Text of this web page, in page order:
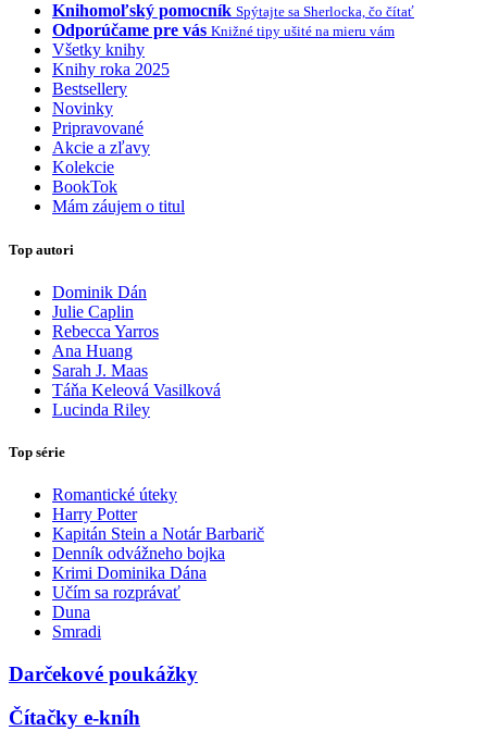
Knihomoľský pomocník Spýtajte sa Sherlocka, čo čítať
Odporúčame pre vás Knižné tipy ušité na mieru vám
Všetky knihy
Knihy roka 2025
Bestsellery
Novinky
Pripravované
Akcie a zľavy
Kolekcie
BookTok
Mám záujem o titul
Top autori
Dominik Dán
Julie Caplin
Rebecca Yarros
Ana Huang
Sarah J. Maas
Táňa Keleová Vasilková
Lucinda Riley
Top série
Romantické úteky
Harry Potter
Kapitán Stein a Notár Barbarič
Denník odvážneho bojka
Krimi Dominika Dána
Učím sa rozprávať
Duna
Smradi
Darčekové poukážky
Čítačky e-kníh